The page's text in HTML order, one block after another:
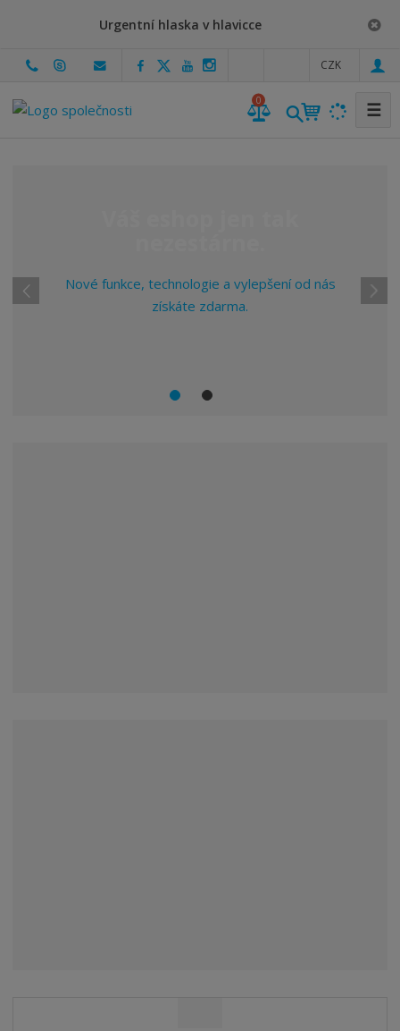
Urgentní hlaska v hlavicce
CZK
0 ☰
A
e
Nové funkce, technologie a vylepšení od nás
získáte zdarma.
e
l